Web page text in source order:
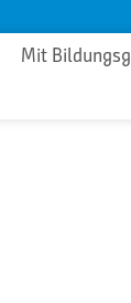
Mit